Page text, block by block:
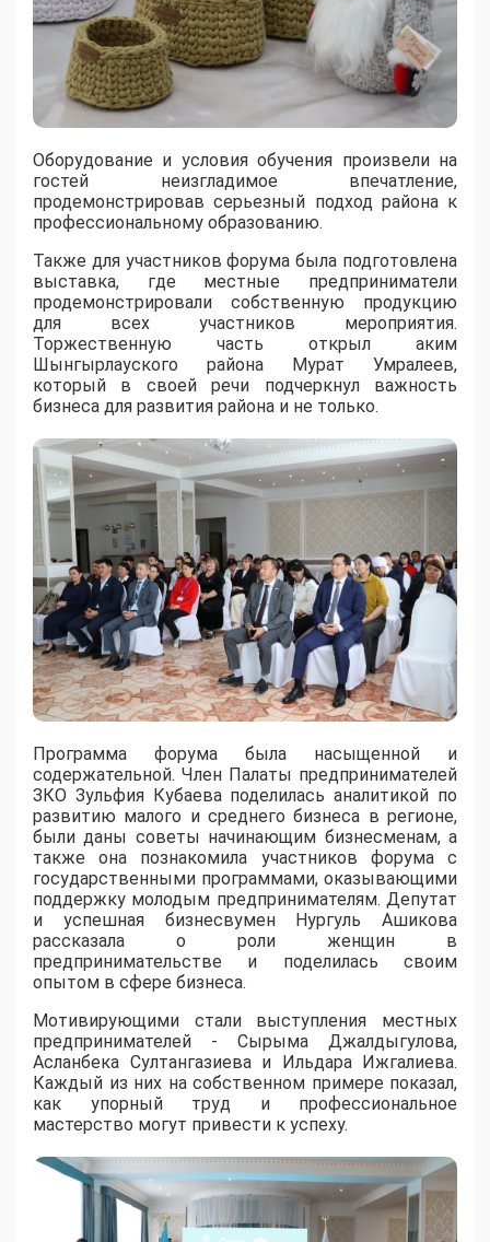
Оборудование и условия обучения произвели на
гостей неизгладимое впечатление,
продемонстрировав серьезный подход района к
профессиональному образованию.
Также для участников форума была подготовлена
выставка, где местные предприниматели
продемонстрировали собственную продукцию
для всех участников мероприятия.
Торжественную часть открыл аким
Шынгырлауского района Мурат Умралеев,
который в своей речи подчеркнул важность
бизнеса для развития района и не только.
Программа форума была насыщенной и
содержательной. Член Палаты предпринимателей
ЗКО Зульфия Кубаева поделилась аналитикой по
развитию малого и среднего бизнеса в регионе,
были даны советы начинающим бизнесменам, а
также она познакомила участников форума с
государственными программами, оказывающими
поддержку молодым предпринимателям. Депутат
и успешная бизнесвумен Нургуль Ашикова
рассказала о роли женщин в
предпринимательстве и поделилась своим
опытом в сфере бизнеса.
Мотивирующими стали выступления местных
предпринимателей - Сырыма Джалдыгулова,
Асланбека Султангазиева и Ильдара Ижгалиева.
Каждый из них на собственном примере показал,
как упорный труд и профессиональное
мастерство могут привести к успеху.